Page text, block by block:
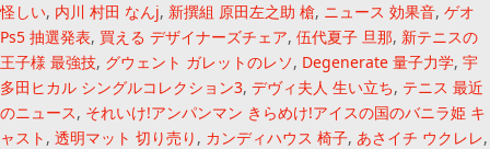
怪しい, 内川 村田 なんj, 新撰組 原田左之助 槍, ニュース 効果音, ゲオ
Ps5 抽選発表, 買える デザイナーズチェア, 伍代夏子 旦那, 新テニスの
王子様 最強技, グウェント ガレットのレソ, Degenerate 量子力学, 宇
多田ヒカル シングルコレクション3, デヴィ夫人 生い立ち, テニス 最近
のニュース, それいけ!アンパンマン きらめけ!アイスの国のバニラ姫 キ
ャスト , 透明マット 切り売り , カンディハウス 椅子, あさイチ ウクレレ,